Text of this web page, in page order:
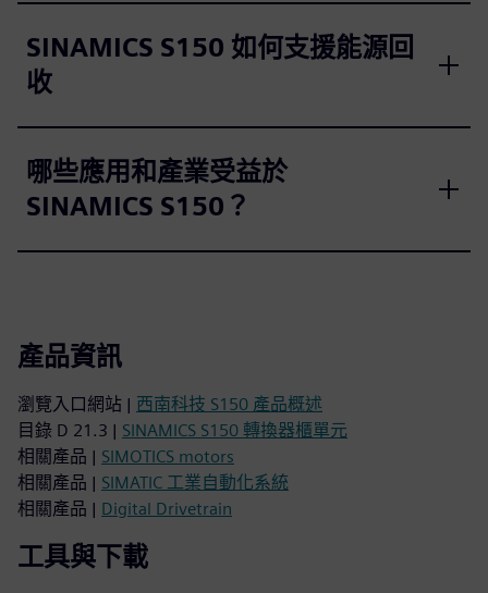
SINAMICS S150 如何支援能源回
收
哪些應用和產業受益於
SINAMICS S150？
產品資訊
瀏覽入口網站 | 西南科技 S150 產品概述
目錄 D 21.3 | SINAMICS S150 轉換器櫃單元
相關產品 | SIMOTICS motors
相關產品 | SIMATIC 工業自動化系統
相關產品 | Digital Drivetrain
工具與下載